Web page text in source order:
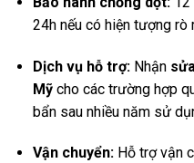
24h nếu có hiện tượng rò
Dịch vụ hỗ trợ:Nhận
Mỹcho các trường hợp
bẩn sau nhiều năm sử
Vận chuyển:Hỗ trợ vận